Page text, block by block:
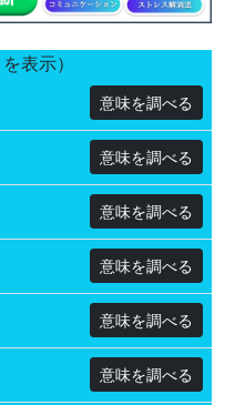
を表示）
意味を調べる
意味を調べる
意味を調べる
意味を調べる
意味を調べる
意味を調べる